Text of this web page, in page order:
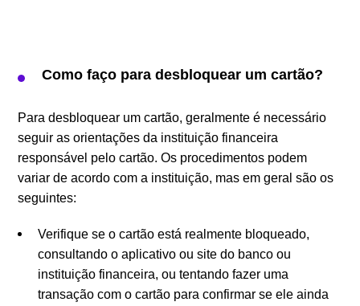
Como faço para desbloquear um cartão?
Para desbloquear um cartão, geralmente é necessário
seguir as orientações da instituição financeira
responsável pelo cartão. Os procedimentos podem
variar de acordo com a instituição, mas em geral são os
seguintes:
Verifique se o cartão está realmente bloqueado,
consultando o aplicativo ou site do banco ou
instituição financeira, ou tentando fazer uma
transação com o cartão para confirmar se ele ainda